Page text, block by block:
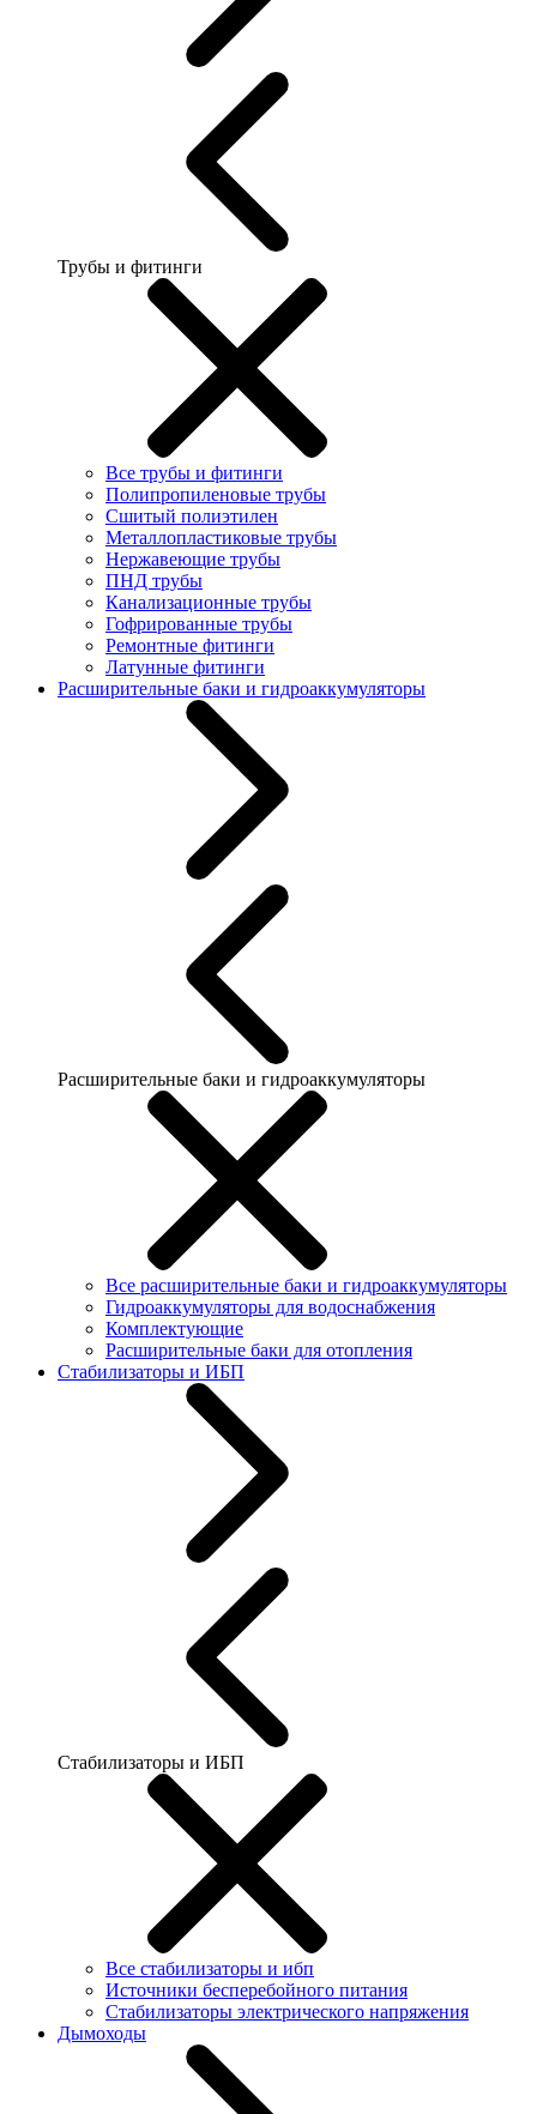
Трубы и фитинги
Все трубы и фитинги
Полипропиленовые трубы
Сшитый полиэтилен
Металлопластиковые трубы
Нержавеющие трубы
ПНД трубы
Канализационные трубы
Гофрированные трубы
Ремонтные фитинги
Латунные фитинги
Расширительные баки и гидроаккумуляторы
Расширительные баки и гидроаккумуляторы
Все расширительные баки и гидроаккумуляторы
Гидроаккумуляторы для водоснабжения
Комплектующие
Расширительные баки для отопления
Стабилизаторы и ИБП
Стабилизаторы и ИБП
Все стабилизаторы и ибп
Источники бесперебойного питания
Стабилизаторы электрического напряжения
Дымоходы